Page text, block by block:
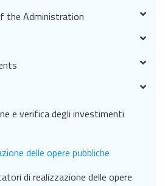
the Administration
e verifica degli investimenti
delle opere pubbliche
di realizzazione delle opere